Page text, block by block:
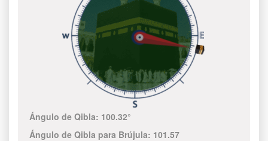
Ángulo de Qibla: 100.32°
Ángulo de Qibla para Brújula: 101.57